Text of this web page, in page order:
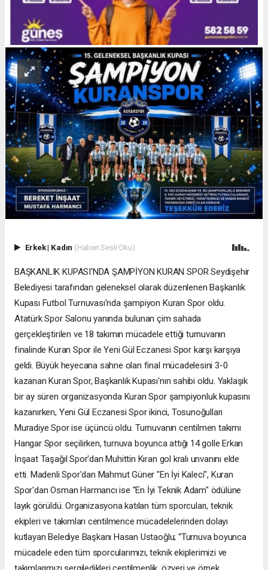
Erkek| Kadın (Haberi Sesli Oku)
BAŞKANLIK KUPASI'NDA ŞAMPİYON KURAN SPOR Seydişehir
Belediyesi tarafından geleneksel olarak düzenlenen Başkanlık
Kupası Futbol Turnuvası'nda şampiyon Kuran Spor oldu.
Atatürk Spor Salonu yanında bulunan çim sahada
gerçekleştirilen ve 18 takımın mücadele ettiği turnuvanın
finalinde Kuran Spor ile Yeni Gül Eczanesi Spor karşı karşıya
geldi. Büyük heyecana sahne olan final mücadelesini 3-0
kazanan Kuran Spor, Başkanlık Kupası'nın sahibi oldu. Yaklaşık
bir ay süren organizasyonda Kuran Spor şampiyonluk kupasını
kazanırken, Yeni Gül Eczanesi Spor ikinci, Tosunoğulları
Muradiye Spor ise üçüncü oldu. Turnuvanın centilmen takımı
Hangar Spor seçilirken, turnuva boyunca attığı 14 golle Erkan
İnşaat Taşağıl Spor'dan Muhittin Kıran gol kralı unvanını elde
etti. Madenli Spor'dan Mahmut Güner "En İyi Kaleci", Kuran
Spor'dan Osman Harmancı ise "En İyi Teknik Adam" ödülüne
layık görüldü. Organizasyona katılan tüm sporcuları, teknik
ekipleri ve takımları centilmence mücadelelerinden dolayı
kutlayan Belediye Başkanı Hasan Ustaoğlu; “Turnuva boyunca
mücadele eden tüm sporcularımızı, teknik ekiplerimizi ve